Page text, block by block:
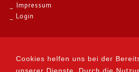
Cookies helfen uns bei der
Impressum
Login